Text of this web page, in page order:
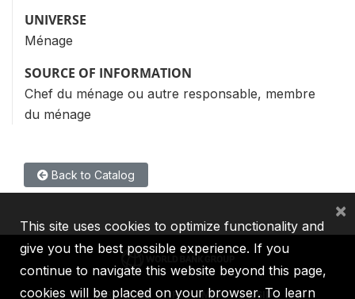
UNIVERSE
Ménage
SOURCE OF INFORMATION
Chef du ménage ou autre responsable, membre
du ménage
Back to Catalog
IBRD IDA IFC MIGA ICSID
This site uses cookies to optimize functionality and
give you the best possible experience. If you
continue to navigate this website beyond this page,
cookies will be placed on your browser. To learn
×